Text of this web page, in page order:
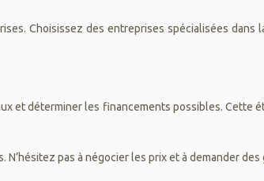
Choisissez des entreprises spécialisées dans
et déterminer les financements possibles. Cette
pas à négocier les prix et à demander des